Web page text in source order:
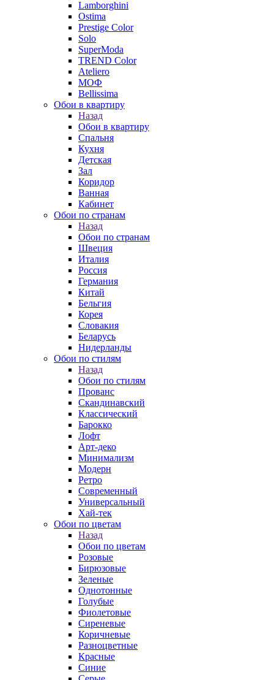
Lamborghini
Ostima
Prestige Color
Solo
SuperModa
TREND Color
Ateliero
МОФ
Bellissima
Обои в квартиру
Назад
Обои в квартиру
Спальня
Кухня
Детская
Зал
Коридор
Ванная
Кабинет
Обои по странам
Назад
Обои по странам
Швеция
Италия
Россия
Германия
Китай
Бельгия
Корея
Словакия
Беларусь
Нидерланды
Обои по стилям
Назад
Обои по стилям
Прованс
Скандинавский
Классический
Барокко
Лофт
Арт-деко
Минимализм
Модерн
Ретро
Современный
Универсальный
Хай-тек
Обои по цветам
Назад
Обои по цветам
Розовые
Бирюзовые
Зеленые
Однотонные
Голубые
Фиолетовые
Сиреневые
Коричневые
Разноцветные
Красные
Синие